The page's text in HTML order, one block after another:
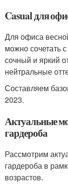
Casual для
Для офиса
можно сочетать
сочный и яркий
нейтральные
Составляем
2023.
Актуальные
гардероба
Рассмотрим
гардероба в
возрастов.